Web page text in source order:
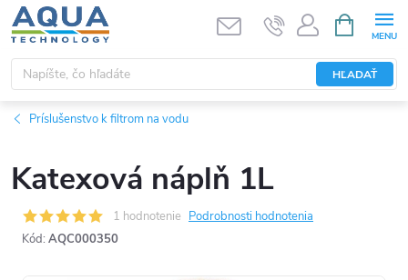
Prejsť
na
obsah
HĽADAŤ
KOŠÍK
Príslušenstvo k filtrom na vodu
Katexová náplň 1L
1 hodnotenie Podrobnosti hodnotenia
Kód: AQC000350